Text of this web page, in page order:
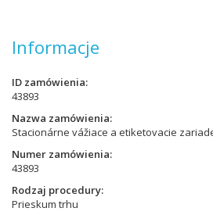
Informacje
ID zamówienia
43893
Nazwa zamówienia
Stacionárne vážiace a etiketovacie
Numer zamówienia
43893
Rodzaj procedury
Prieskum trhu